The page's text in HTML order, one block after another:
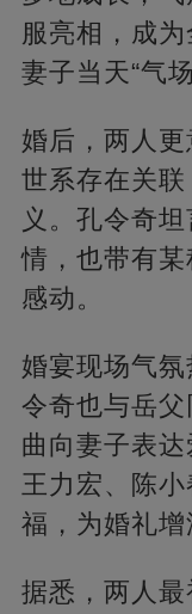
服亮相，成
妻子当天“气
婚后，两人
世系存在关
义。孔令奇
情，也带有
感动。
婚宴现场气
令奇也与岳
曲向妻子表
王力宏、陈
福，为婚礼增
据悉，两人